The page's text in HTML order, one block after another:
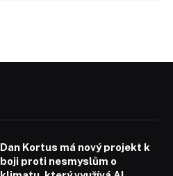
Dan Kortus má nový projekt k
boji proti nesmyslům o